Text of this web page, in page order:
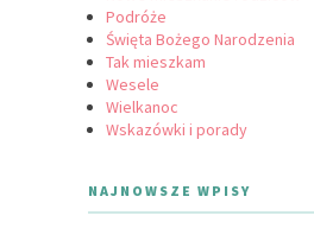
Podróże
Święta Bożego Narodzenia
Tak mieszkam
Wesele
Wielkanoc
Wskazówki i porady
NAJNOWSZE WPISY